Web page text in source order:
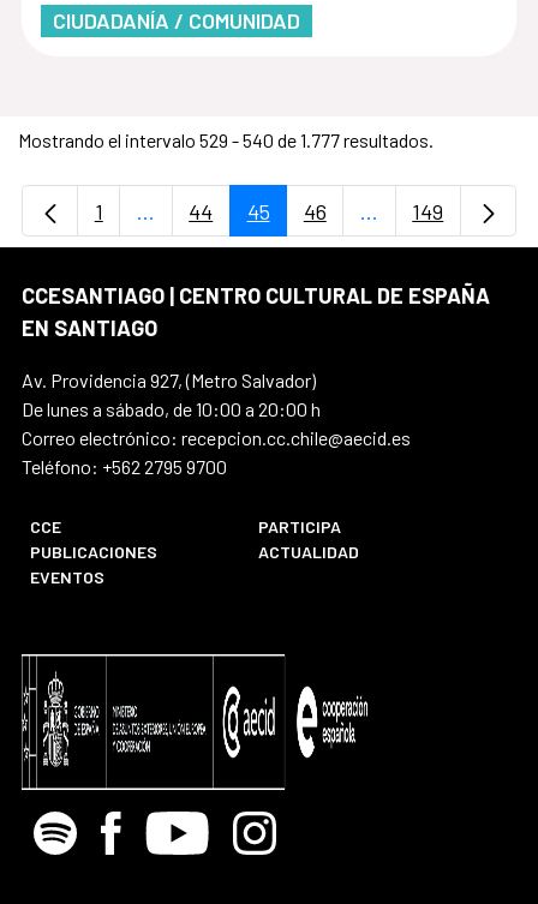
CIUDADANÍA / COMUNIDAD
Mostrando el intervalo 529 - 540 de 1.777 resultados.
Página
1 ...Páginas intermedias Use TAB para
Página
44 Página
45 Página
46 ...PáginasPágina
149
CCESANTIAGO | CENTRO CULTURAL DE ESPAÑA
EN SANTIAGO
Av. Providencia 927, (Metro Salvador)
De lunes a sábado, de 10:00 a 20:00 h
Correo electrónico: recepcion.cc.chile@aecid.es
Teléfono: +562 2795 9700
CCE
PARTICIPA
PUBLICACIONES
ACTUALIDAD
EVENTOS
Spotify Facebook
Youtube Instagram